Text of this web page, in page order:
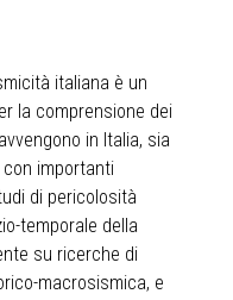
italiana è un
la comprensione dei
in Italia, sia
importanti
di pericolosità
temporale della
su ricerche di
macrosismica, e